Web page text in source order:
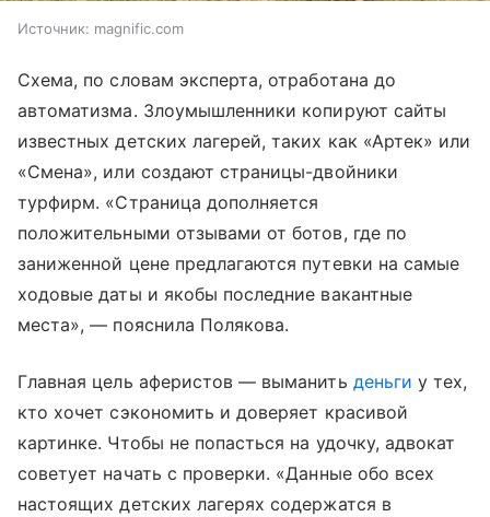
Источник: magnific.com
Схема, по словам эксперта, отработана до
автоматизма. Злоумышленники копируют сайты
известных детских лагерей, таких как «Артек» или
«Смена», или создают страницы-двойники
турфирм. «Страница дополняется
положительными отзывами от ботов, где по
заниженной цене предлагаются путевки на самые
ходовые даты и якобы последние вакантные
места», — пояснила Полякова.
Главная цель аферистов — выманить деньги у тех,
кто хочет сэкономить и доверяет красивой
картинке. Чтобы не попасться на удочку, адвокат
советует начать с проверки. «Данные обо всех
настоящих детских лагерях содержатся в